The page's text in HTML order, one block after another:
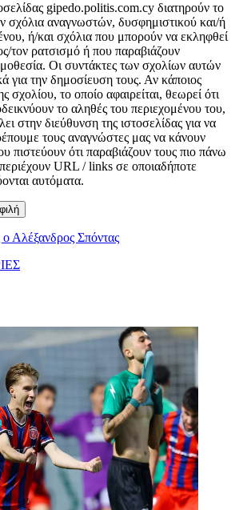
gipedo.politis.com.cy διατηρούν το
σχόλια αναγνωστών, δυσφημιστικού και/ή
ή/και σχόλια που μπορούν να εκληφθεί
τον ρατσισμό ή που παραβιάζουν
Οι συντάκτες των σχολίων αυτών
για την δημοσίευση τους. Αν κάποιος
σχολίου, το οποίο αφαιρείται, θεωρεί ότι
το αληθές του περιεχομένου του,
στην διεύθυνση της ιστοσελίδας για να
τους αναγνώστες μας να κάνουν
πιστεύουν ότι παραβιάζουν τους πιο πάνω
URL / links σε οποιαδήποτε
αυτόματα.
Αλέξανδρος Σπόντας